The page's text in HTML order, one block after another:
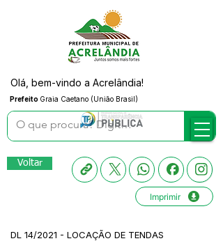
Prefeito Graia Caetano (União Brasil)
Olá, bem-vindo a Acrelândia!
Voltar
Imprimir
DL 14/2021 - LOCAÇÃO DE TENDAS